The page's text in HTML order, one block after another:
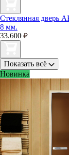
Стеклянная дверь
8 мм.
33.600
Показать всё
Новинка